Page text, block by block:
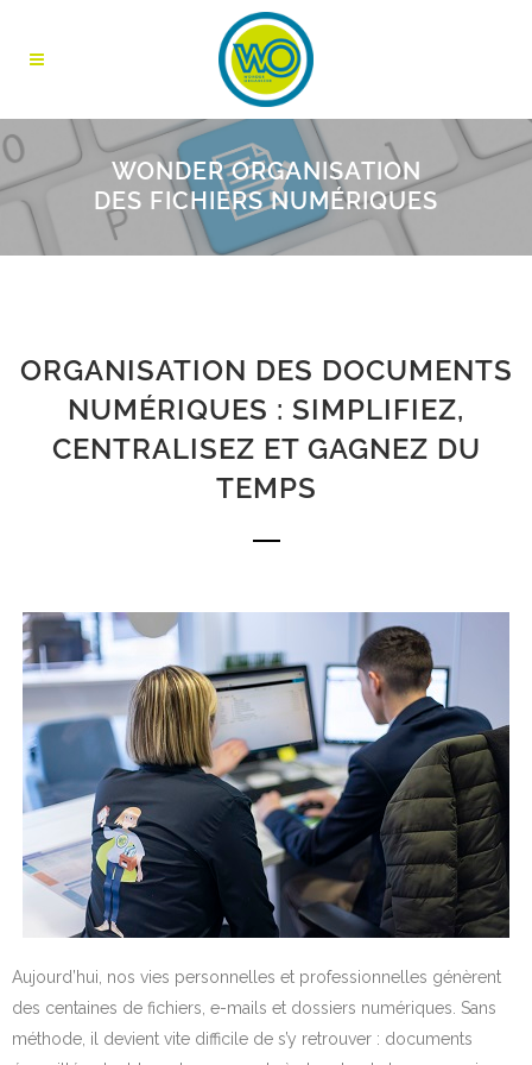
WONDER ORGANISATION
DES FICHIERS NUMÉRIQUES
ORGANISATION DES DOCUMENTS
NUMÉRIQUES : SIMPLIFIEZ,
CENTRALISEZ ET GAGNEZ DU
TEMPS
Aujourd’hui, nos vies personnelles et professionnelles génèrent
des centaines de fichiers, e-mails et dossiers numériques. Sans
méthode, il devient vite difficile de s’y retrouver : documents